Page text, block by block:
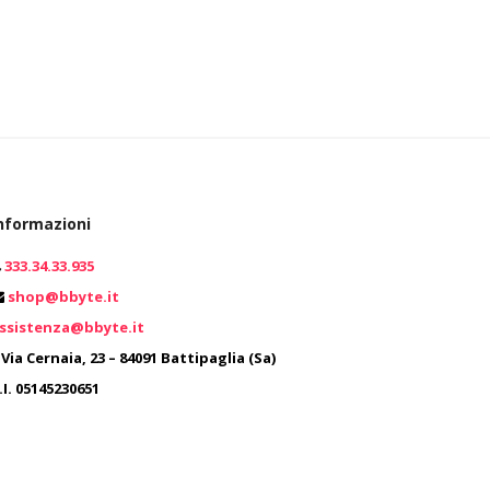
333.34.33.935
shop@bbyte.it
Cernaia, 23 – 84091 Battipaglia (Sa)
05145230651